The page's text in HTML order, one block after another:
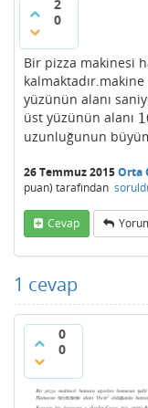
2
0
Bir pizza makinesi
yüzünün alanı
üst yüzünün alanı
uzunluğunun
26 Temmuz 2015Orta
puan) tarafından
Cevap
1 cevap
0
0